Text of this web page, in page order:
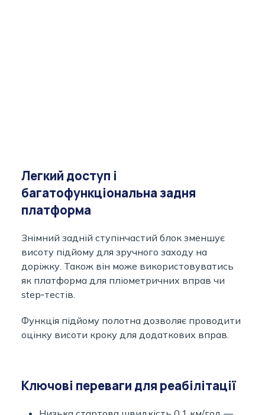
Легкий доступ і
багатофункціональна задня
платформа
Знімний задній ступінчастий блок зменшує
висоту підйому для зручного заходу на
доріжку. Також він може використовуватись
як платформа для пліометричних вправ чи
step‑тестів.
Функція підйому полотна дозволяє проводити
оцінку висоти кроку для додаткових вправ.
Ключові переваги для реабілітації